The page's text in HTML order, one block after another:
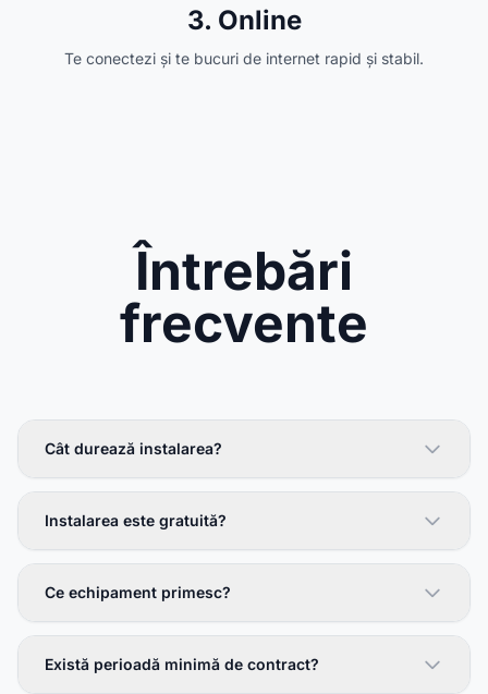
3. Online
Te conectezi și te bucuri de internet rapid și stabil.
Întrebări
frecvente
Cât durează instalarea?
Instalarea este gratuită?
Ce echipament primesc?
Există perioadă minimă de contract?